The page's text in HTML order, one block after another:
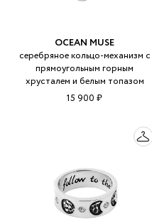
OCEAN MUSE
серебряное кольцо-механизм с
прямоугольным горным
хрусталем и белым топазом
15 900 ₽